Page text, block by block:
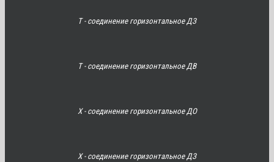
Т - соединение горизонтальное ДЗ
Т - соединение горизонтальное ДВ
Х - соединение горизонтальное ДО
Х - соединение горизонтальное ДЗ